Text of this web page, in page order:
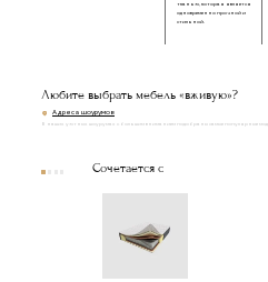
тканью, которая является
одновременно прочной и
стильной.
Любите выбрать мебель «вживую»?
Адреса шоурумов
В наших уютных шоурумах с большим вниманием подобраны самые популярные
Сочетается с